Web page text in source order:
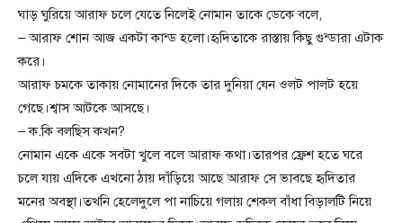
ঘাড় ঘুরিয়ে আরাফ চলে যেতে নিলেই নোমান তাকে ডেকে বলে,
– আরাফ শোন আজ একটা কান্ড হলো।হৃদিতাকে রাস্তায় কিছু গুন্ডারা এটাক
করে।
আরাফ চমকে তাকায় নোমানের দিকে তার দুনিয়া যেন ওলট পালট হয়ে
গেছে।শ্বাস আটকে আসছে।
– ক.কি বলছিস কখন?
নোমান একে একে সবটা খুলে বলে আরাফ কথা।তারপর ফ্রেশ হতে ঘরে
চলে যায় এদিকে এখনো ঠায় দাঁড়িয়ে আছে আরাফ সে ভাবছে হৃদিতার
মনের অবস্থা।তখনি হেলেদুলে পা নাচিয়ে গলায় শেকল বাঁধা বিড়ালটি নিয়ে